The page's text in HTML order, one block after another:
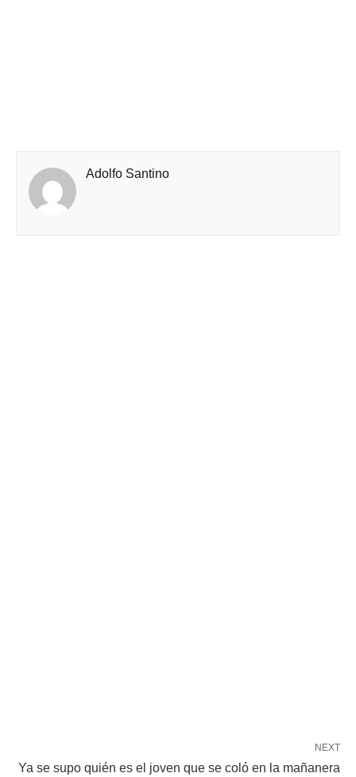
Adolfo Santino
NEXT
Ya se supo quién es el joven que se coló en la mañanera